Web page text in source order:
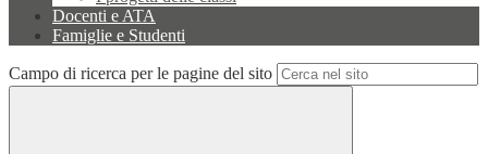
Docenti e ATA
Famiglie e Studenti
Campo di ricerca per le pagine del sito